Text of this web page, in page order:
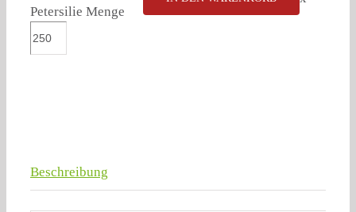
Petersilie Menge
Beschreibung